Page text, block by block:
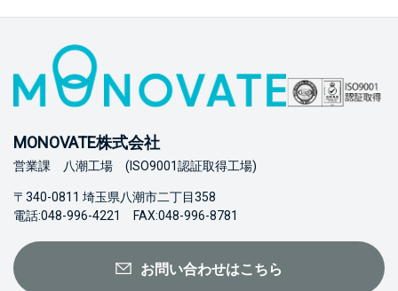
MONOVATE株式会社
営業課 八潮工場 (ISO9001認証取得工場)
〒340-0811 埼玉県八潮市二丁目358
電話:048-996-4221 FAX:048-996-8781
お問い合わせはこちら